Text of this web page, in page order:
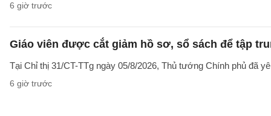
6 giờ trước
Giáo viên được cắt giảm hồ sơ, sổ sách để tập
Tại Chỉ thị 31/CT-TTg ngày 05/8/2026, Thủ tướng Chính phủ đã
6 giờ trước